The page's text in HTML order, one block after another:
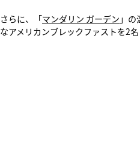
さらに、「マンダリン ガーデン 」
なアメリカンブレックファストを2